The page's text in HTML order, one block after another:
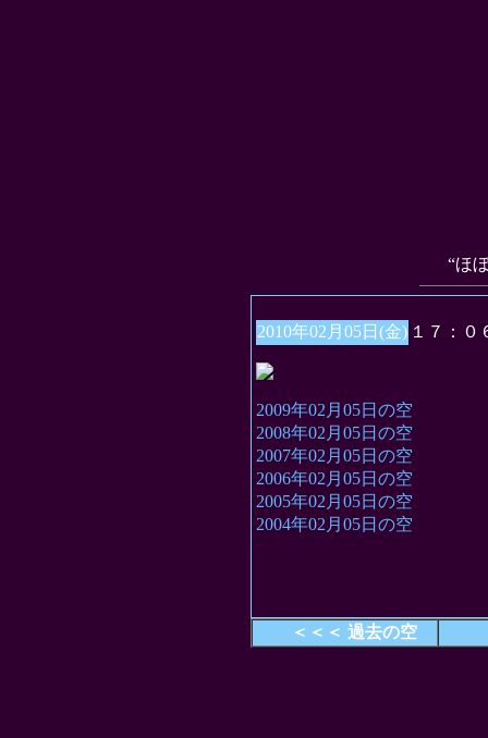
“ほ
2010年02月05日(金) １７：０
2009年02月05日の空
2008年02月05日の空
2007年02月05日の空
2006年02月05日の空
2005年02月05日の空
2004年02月05日の空
＜＜＜ 過去の空